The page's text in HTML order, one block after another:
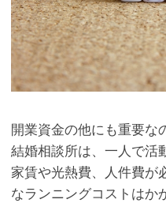
開業資金の他にも重要な
結婚相談所は、一人で活
家賃や光熱費、人件費が
なランニングコストはか